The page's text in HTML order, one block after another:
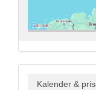
Kalender &